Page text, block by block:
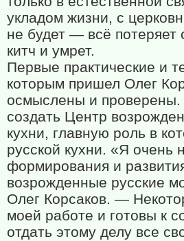
укладом жизни, с
не будет — всё потеряет
китч и умрет.
Первые практические и
которым пришел Олег
осмыслены и проверены.
создать Центр
кухни, главную роль в
русской кухни. «Я очень
формирования и
возрожденные русские
Олег Корсаков. —
моей работе и готовы к
отдать этому делу все